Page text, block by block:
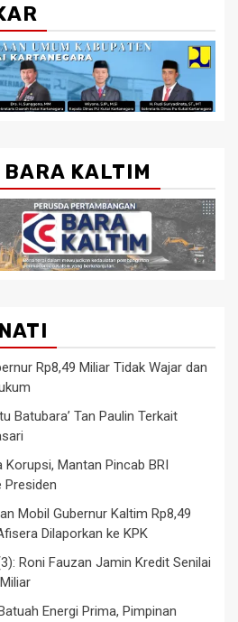
KALTIM
Rp8,49 Miliar Tidak Wajar dan
Batubara’ Tan Paulin Terkait
Mantan Pincab BRI
Presiden
Mobil Gubernur Kaltim Rp8,49
Dilaporkan ke KPK
Roni Fauzan Jamin Kredit Senilai
Energi Prima, Pimpinan